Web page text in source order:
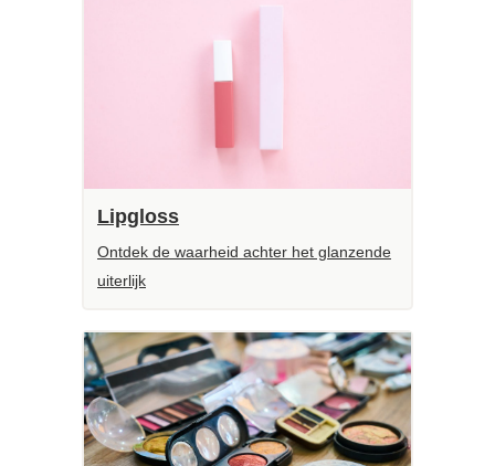
Lipgloss
Ontdek de waarheid achter het glanzende
uiterlijk